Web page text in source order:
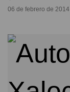
06 de febrero de 2014